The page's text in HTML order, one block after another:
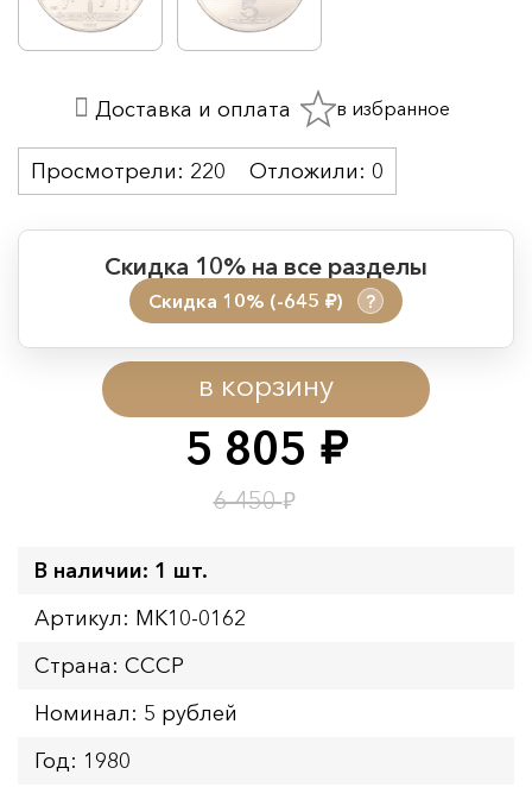
5 805 руб.
6 450₽
в корзину
Скидка 10% на все разделы
Скидка 10% (-645 руб.) ?
Период действия акции:
Начало:
08.08.2026 00:01
Окончание:
09.08.2026 23:59
Время до окончания:
Просмотрели: 220 Отложили: 0
Доставка и оплата в избранное
В наличии: 1 шт.
Артикул: MK10-0162
Страна: СССР
Номинал: 5 рублей
Год: 1980